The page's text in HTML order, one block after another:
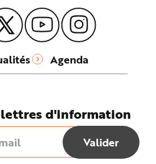
Agenda
d'information